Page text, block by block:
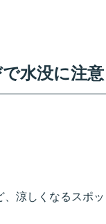
水没に注意
涼しくなるスポッ